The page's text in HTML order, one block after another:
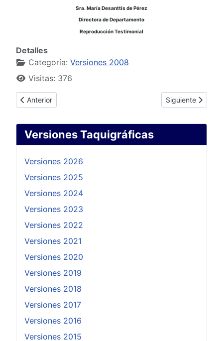
Versiones Taquigráficas
Versiones 2026
Versiones 2025
Versiones 2024
Versiones 2023
Versiones 2022
Versiones 2021
Versiones 2020
Versiones 2019
Versiones 2018
Versiones 2017
Versiones 2016
Versiones 2015
Sra. María Desanttis de Pérez
Directora de Departamento
Reproducción Testimonial
Detalles
Categoría: Versiones 2008
Visitas: 376
Artículo anterior: Sesión Ordinaria 19 de Agosto de 2008
Anterior Artículo
Siguiente